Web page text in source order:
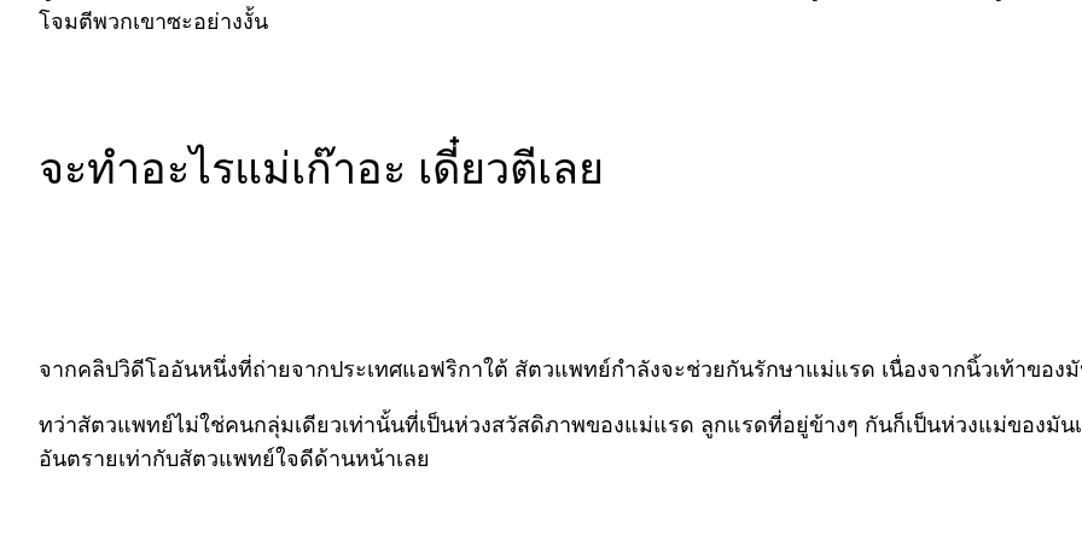
โจมตีพวกเขาซะอย่างงั้น
จะทำอะไรแม่เก๊าอะ เดี๋ยวตีเลย
จากคลิปวิดีโออันหนึ่งที่ถ่ายจากประเทศแอฟริกาใต้ สัตวแพทย์กำลังจะช่วยกันรักษาแม่แรด เนื่องจากนิ้วเท้าขอ
ทว่าสัตวแพทย์ไม่ใช่คนกลุ่มเดียวเท่านั้นที่เป็นห่วงสวัสดิภาพของแม่แรด ลูกแรดที่อยู่ข้างๆ กันก็เป็นห่วงแม่ของมั
อันตรายเท่ากับสัตวแพทย์ใจดีด้านหน้าเลย